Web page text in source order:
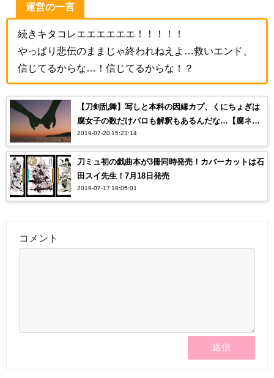
運営の一言
続きキタコレエエエエエエ！！！！！
やっぱり悲伝のままじゃ終われねえよ…救いエンド、
信じてるからな…！信じてるからな！？
【刀剣乱舞】写しと本科の因縁カプ、くにちょぎは
腐女子の数だけパロも解釈もあるんだな…【腐ネ
タ】
2019-07-20 15:23:14
刀ミュ初の戯曲本が3冊同時発売！カバーカットは石
田スイ先生！7月18日発売
2019-07-17 18:05:01
コメント